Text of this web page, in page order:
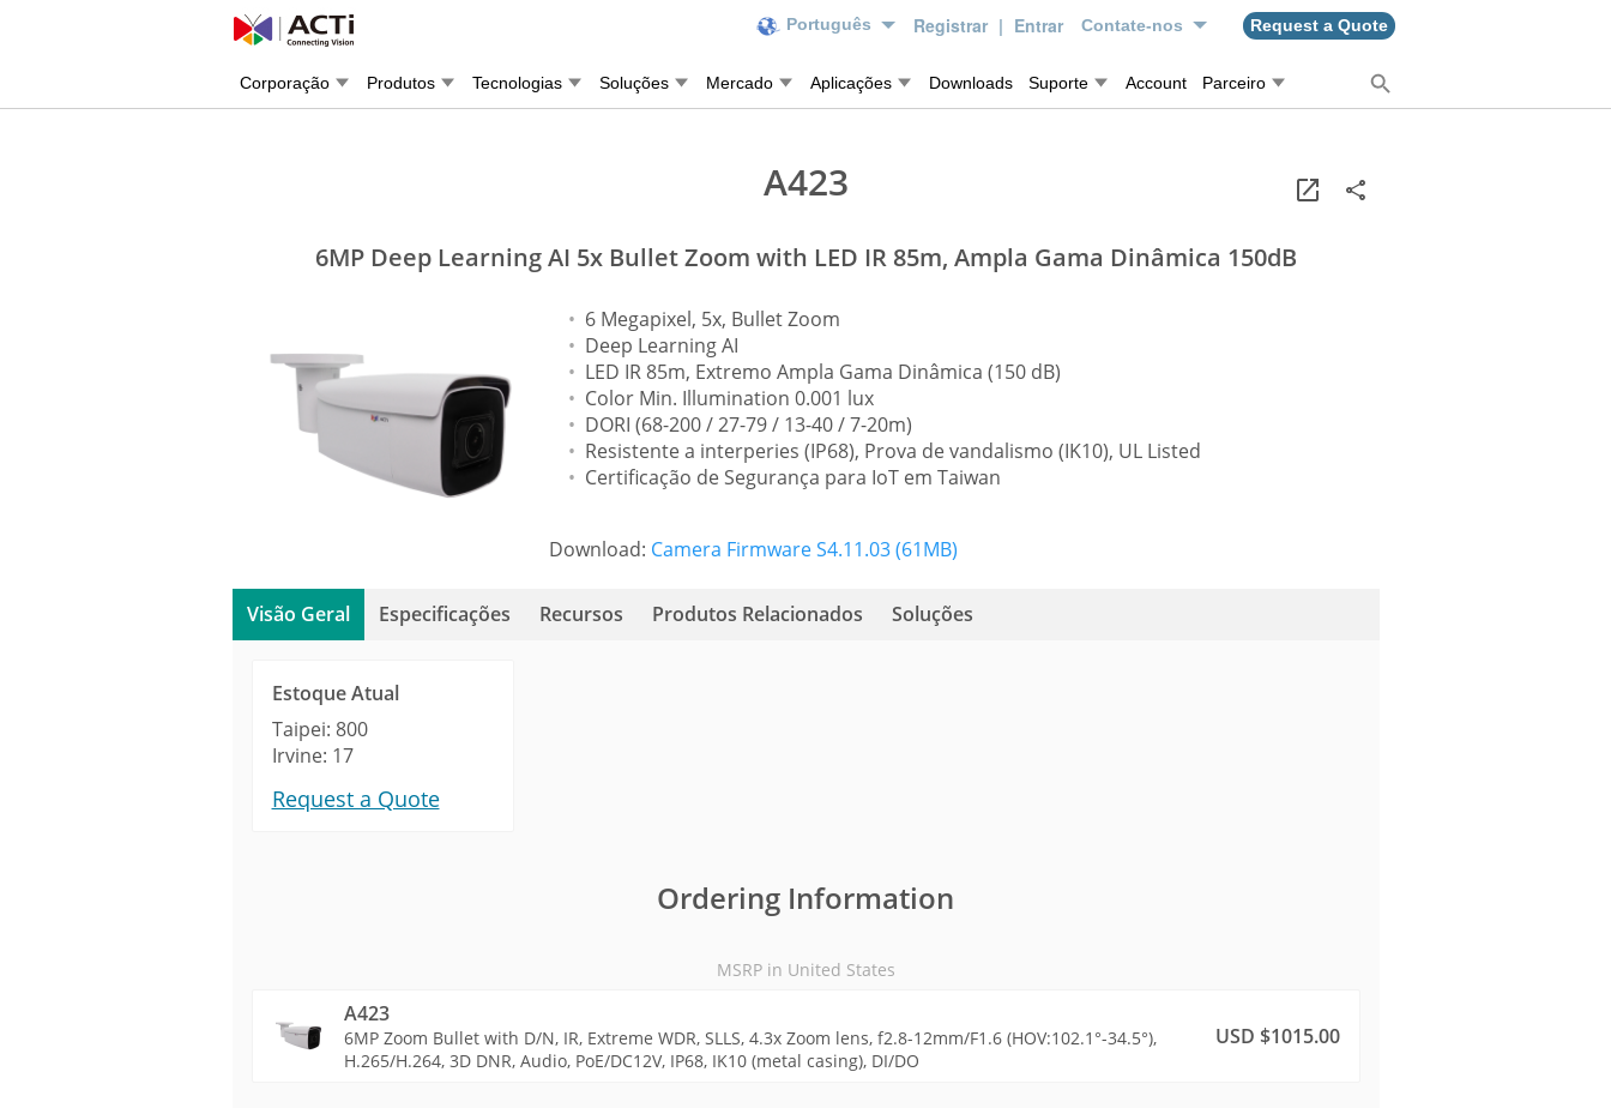
Português Registrar | Entrar Contate-nos Request a Quote
Corporação Produtos Tecnologias Soluções Mercado Aplicações Downloads Suporte Account Parceiro
A423
6MP Deep Learning AI 5x Bullet Zoom with LED IR 85m, Ampla Gama Dinâmica 150dB
6 Megapixel, 5x, Bullet Zoom
Deep Learning AI
LED IR 85m, Extremo Ampla Gama Dinâmica (150 dB)
Color Min. Illumination 0.001 lux
DORI (68-200 / 27-79 / 13-40 / 7-20m)
Resistente a interperies (IP68), Prova de vandalismo (IK10), UL Listed
Certificação de Segurança para IoT em Taiwan
Download: Camera Firmware S4.11.03 (61MB)
Visão Geral Especificações Recursos Produtos Relacionados Soluções
Estoque Atual
Taipei: 800
Irvine: 17
Request a Quote
Ordering Information
MSRP in United States
A423
6MP Zoom Bullet with D/N, IR, Extreme WDR, SLLS, 4.3x Zoom lens, f2.8-12mm/F1.6 (HOV:102.1°-34.5°),
H.265/H.264, 3D DNR, Audio, PoE/DC12V, IP68, IK10 (metal casing), DI/DO
USD $1015.00